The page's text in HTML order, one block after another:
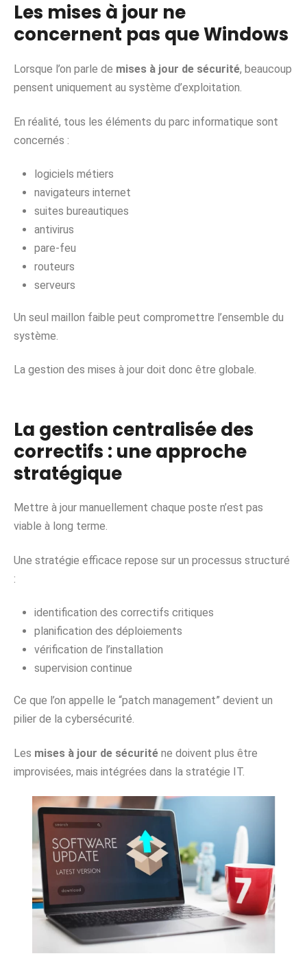
Les mises à jour ne
concernent pas que Windows
Lorsque l’on parle de mises à jour de sécurité, beaucoup
pensent uniquement au système d’exploitation.
En réalité, tous les éléments du parc informatique sont
concernés :
logiciels métiers
navigateurs internet
suites bureautiques
antivirus
pare-feu
routeurs
serveurs
Un seul maillon faible peut compromettre l’ensemble du
système.
La gestion des mises à jour doit donc être globale.
La gestion centralisée des
correctifs : une approche
stratégique
Mettre à jour manuellement chaque poste n’est pas
viable à long terme.
Une stratégie efficace repose sur un processus structuré
:
identification des correctifs critiques
planification des déploiements
vérification de l’installation
supervision continue
Ce que l’on appelle le “patch management” devient un
pilier de la cybersécurité.
Les mises à jour de sécurité ne doivent plus être
improvisées, mais intégrées dans la stratégie IT.